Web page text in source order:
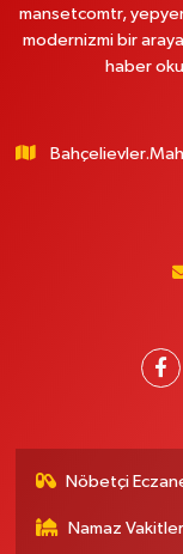
mansetcomtr,
modernizmi bir
haber
Nöbetçi
Namaz